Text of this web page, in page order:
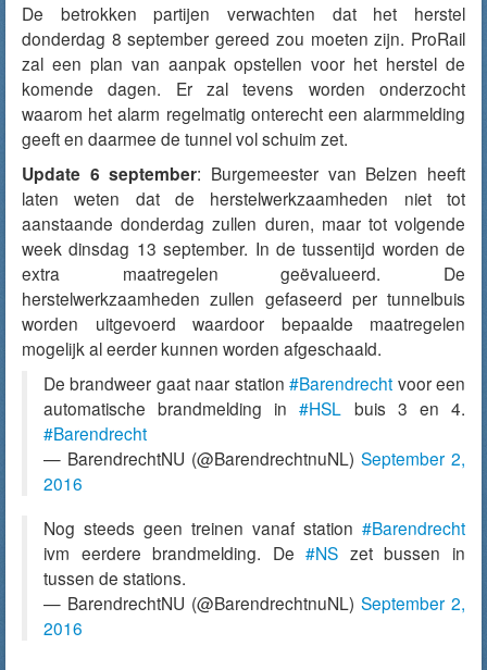
De betrokken partijen verwachten dat het herstel
donderdag 8 september gereed zou moeten zijn. ProRail
zal een plan van aanpak opstellen voor het herstel de
komende dagen. Er zal tevens worden onderzocht
waarom het alarm regelmatig onterecht een alarmmelding
geeft en daarmee de tunnel vol schuim zet.
Update 6 september: Burgemeester van Belzen heeft
laten weten dat de herstelwerkzaamheden niet tot
aanstaande donderdag zullen duren, maar tot volgende
week dinsdag 13 september. In de tussentijd worden de
extra maatregelen geëvalueerd. De
herstelwerkzaamheden zullen gefaseerd per tunnelbuis
worden uitgevoerd waardoor bepaalde maatregelen
mogelijk al eerder kunnen worden afgeschaald.
De brandweer gaat naar station#Barendrecht voor een
automatische brandmelding in#HSL buis 3 en 4.
#Barendrecht
— BarendrechtNU (@BarendrechtnuNL) September 2,
2016
Nog steeds geen treinen vanaf station #Barendrecht
ivm eerdere brandmelding. De#NS zet bussen in
tussen de stations.
— BarendrechtNU (@BarendrechtnuNL) September 2,
2016